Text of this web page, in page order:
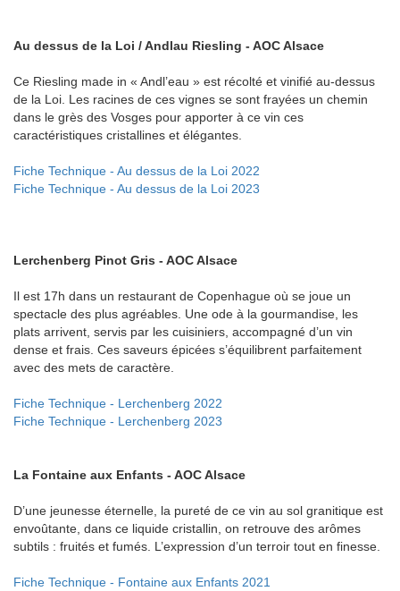
Au dessus de la Loi / Andlau Riesling - AOC Alsace
Ce Riesling made in « Andl’eau » est récolté et vinifié au-dessus
de la Loi. Les racines de ces vignes se sont frayées un chemin
dans le grès des Vosges pour apporter à ce vin ces
caractéristiques cristallines et élégantes.
Fiche Technique - Au dessus de la Loi 2022
Fiche Technique - Au dessus de la Loi 2023
Lerchenberg Pinot Gris - AOC Alsace
Il est 17h dans un restaurant de Copenhague où se joue un
spectacle des plus agréables. Une ode à la gourmandise, les
plats arrivent, servis par les cuisiniers, accompagné d’un vin
dense et frais. Ces saveurs épicées s’équilibrent parfaitement
avec des mets de caractère.
Fiche Technique - Lerchenberg 2022
Fiche Technique - Lerchenberg 2023
La Fontaine aux Enfants - AOC Alsace
D’une jeunesse éternelle, la pureté de ce vin au sol granitique est
envoûtante, dans ce liquide cristallin, on retrouve des arômes
subtils : fruités et fumés. L’expression d’un terroir tout en finesse.
Fiche Technique - Fontaine aux Enfants 2021